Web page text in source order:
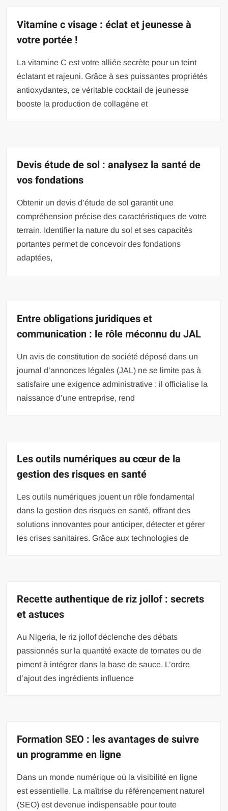
Vitamine c visage : éclat et jeunesse à
votre portée !
La vitamine C est votre alliée secrète pour un teint
éclatant et rajeuni. Grâce à ses puissantes propriétés
antioxydantes, ce véritable cocktail de jeunesse
booste la production de collagène et
Devis étude de sol : analysez la santé de
vos fondations
Obtenir un devis d’étude de sol garantit une
compréhension précise des caractéristiques de votre
terrain. Identifier la nature du sol et ses capacités
portantes permet de concevoir des fondations
adaptées,
Entre obligations juridiques et
communication : le rôle méconnu du JAL
Un avis de constitution de société déposé dans un
journal d’annonces légales (JAL) ne se limite pas à
satisfaire une exigence administrative : il officialise la
naissance d’une entreprise, rend
Les outils numériques au cœur de la
gestion des risques en santé
Les outils numériques jouent un rôle fondamental
dans la gestion des risques en santé, offrant des
solutions innovantes pour anticiper, détecter et gérer
les crises sanitaires. Grâce aux technologies de
Recette authentique de riz jollof : secrets
et astuces
Au Nigeria, le riz jollof déclenche des débats
passionnés sur la quantité exacte de tomates ou de
piment à intégrer dans la base de sauce. L’ordre
d’ajout des ingrédients influence
Formation SEO : les avantages de suivre
un programme en ligne
Dans un monde numérique où la visibilité en ligne
est essentielle. La maîtrise du référencement naturel
(SEO) est devenue indispensable pour toute